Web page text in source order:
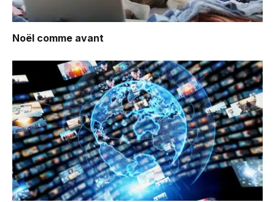
Noël comme avant